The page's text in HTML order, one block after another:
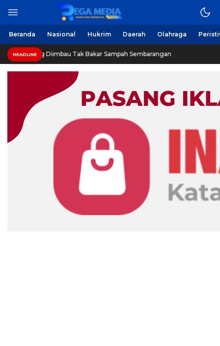
Beranda Nasional Hukrim Daerah Olahraga
HEADLINE
Diimbau Tak Bakar Sampah Sembarangan